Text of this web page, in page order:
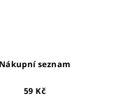
Nákupní seznam
59 Kč